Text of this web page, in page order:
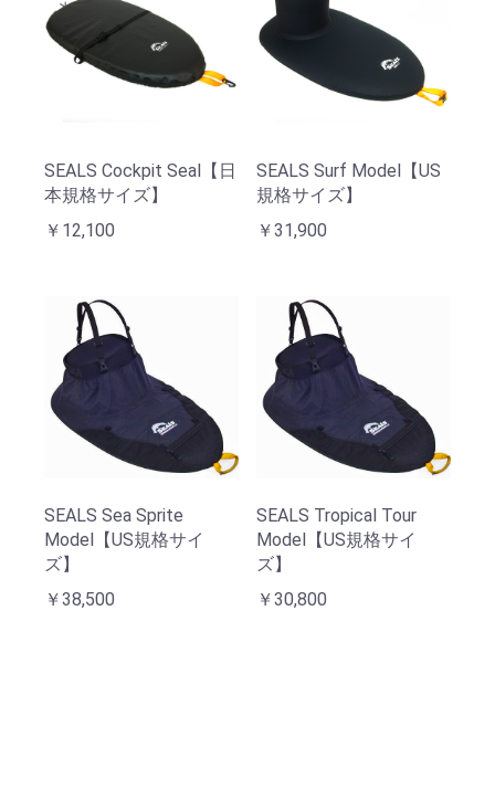
SEALS Cockpit Seal【日
本規格サイズ】
￥12,100
SEALS Surf Model【US
規格サイズ】
￥31,900
SEALS Sea Sprite
Model【US規格サイ
ズ】
￥38,500
SEALS Tropical Tour
Model【US規格サイ
ズ】
￥30,800